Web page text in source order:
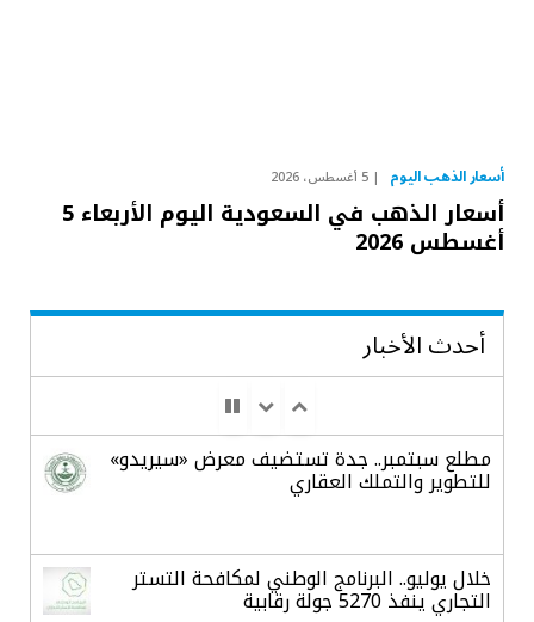
أسعار الذهب اليوم 5 أغسطس، 2026
أسعار الذهب في السعودية اليوم الأربعاء 5
أغسطس 2026
أحدث الأخبار
مطلع سبتمبر.. جدة تستضيف معرض «سيريدو»
للتطوير والتملك العقاري
خلال يوليو.. البرنامج الوطني لمكافحة التستر
التجاري ينفذ 5270 جولة رقابية